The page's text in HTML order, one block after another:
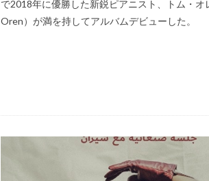
で2018年に優勝した新鋭ピアニスト、トム・オ
Oren）が満を持してアルバムデビューした。